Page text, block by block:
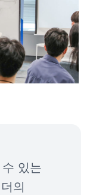
있는
의